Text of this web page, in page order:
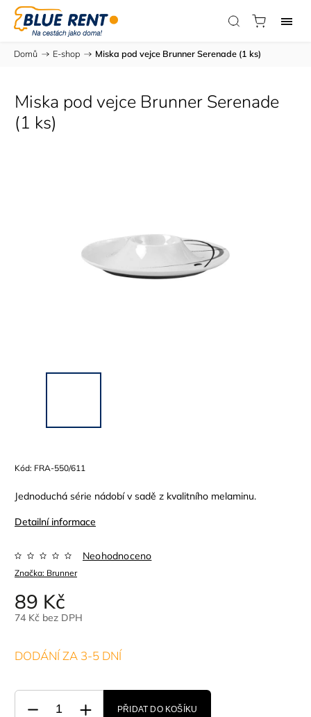
Domů / E-shop / Miska pod vejce Brunner Serenade (1 ks)
Miska pod vejce Brunner Serenade
(1 ks)
Kód: FRA-550/611
Jednoduchá série nádobí v sadě z kvalitního melaminu.
Detailní informace
Značka: Brunner
Neohodnoceno
89 Kč
74 Kč bez DPH
DODÁNÍ ZA 3-5 DNÍ
PŘIDAT DO KOŠÍKU